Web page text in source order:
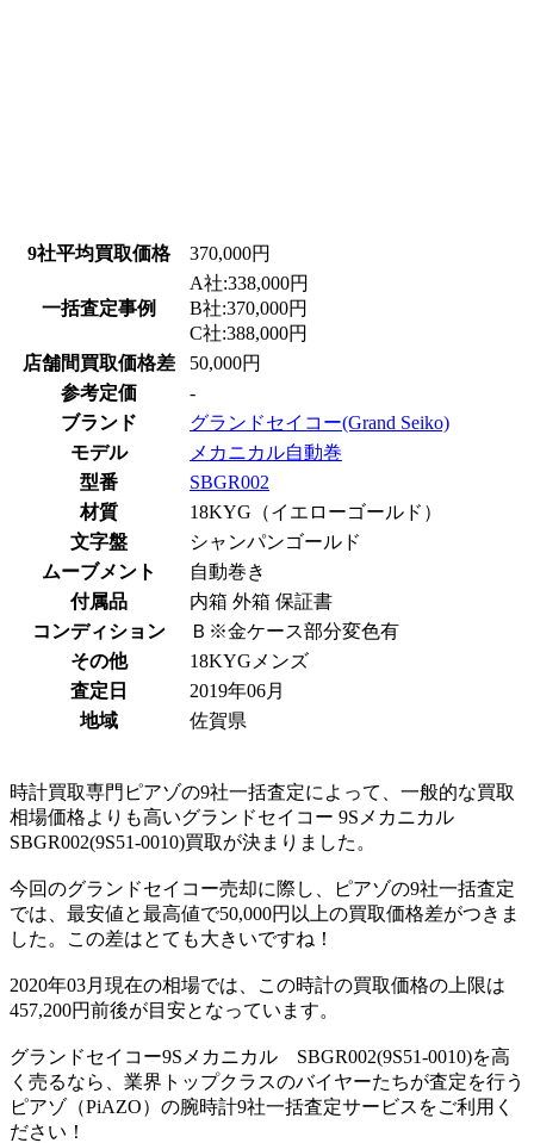
9社平均買取価格 370,000円
一括査定事例
A社:338,000円
B社:370,000円
C社:388,000円
店舗間買取価格差
50,000円
参考定価
-
ブランド
グランドセイコー(Grand Seiko)
モデル
メカニカル自動巻
型番
SBGR002
材質
18KYG（イエローゴールド）
文字盤
シャンパンゴールド
ムーブメント
自動巻き
付属品
内箱 外箱 保証書
コンディション
Ｂ※金ケース部分変色有
その他
18KYGメンズ
査定日
2019年06月
地域
佐賀県
時計買取専門ピアゾの9社一括査定によって、一般的な買取
相場価格よりも高いグランドセイコー 9Sメカニカル
SBGR002(9S51-0010)買取が決まりました。
今回のグランドセイコー売却に際し、ピアゾの9社一括査定
では、最安値と最高値で50,000円以上の買取価格差がつきま
した。この差はとても大きいですね！
2020年03月現在の相場では、この時計の買取価格の上限は
457,200円前後が目安となっています。
グランドセイコー9Sメカニカル SBGR002(9S51-0010)を高
く売るなら、業界トップクラスのバイヤーたちが査定を行う
ピアゾ（PiAZO）の腕時計9社一括査定サービスをご利用く
ださい！